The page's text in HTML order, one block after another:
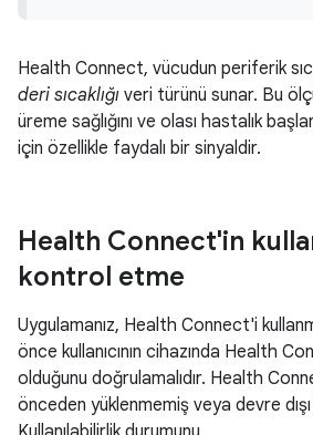
Health Connect, vücudun periferik
deri sıcaklığı veri türünü sunar. Bu
üreme sağlığını ve olası hastalık
için özellikle faydalı bir sinyaldir.
Health Connect'in
kontrol etme
Uygulamanız, Health Connect'i
önce kullanıcının cihazında Health
olduğunu doğrulamalıdır. Health
önceden yüklenmemiş veya devre dışı